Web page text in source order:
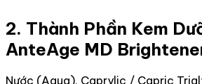
2. Thành Phần Kem
AnteAge MD
Nước (Aqua), Caprylic / Capric